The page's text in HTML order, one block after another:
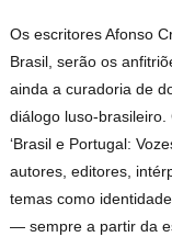
Os escritores Afonso
Brasil, serão os
ainda a curadoria de
diálogo luso-
‘Brasil e Portugal:
autores, editores,
temas como
— sempre a partir da